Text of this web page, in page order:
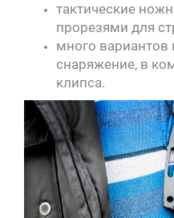
тактические
прорезями для
много
снаряжение, в
клипса.